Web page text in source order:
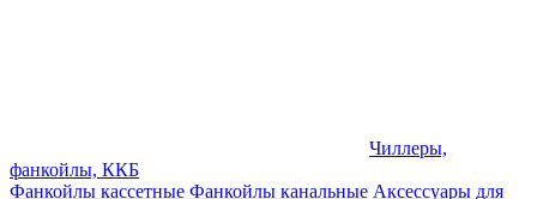
Чиллеры,
фанкойлы, ККБ
Фанкойлы кассетные Фанкойлы канальные Аксессуары для